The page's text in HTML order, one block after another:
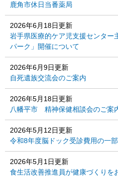
鹿角市休日当番薬局
2026年6月18日更新
岩手県医療的ケア児支援センター
パーク」開催について
2026年6月9日更新
自死遺族交流会のご案内
2026年5月18日更新
八幡平市 精神保健相談会のご案
2026年5月12日更新
令和8年度脳ドック受診費用の一
2026年5月1日更新
食生活改善推進員が健康づくりを